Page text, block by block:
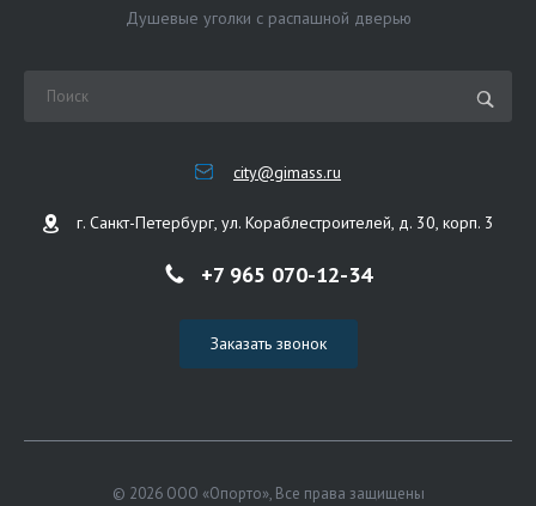
Душевые уголки с распашной дверью
city@gimass.ru
г. Санкт-Петербург, ул. Кораблестроителей, д. 30, корп. 3
+7 965 070-12-34
Заказать звонок
© 2026 ООО «Опорто», Все права защищены